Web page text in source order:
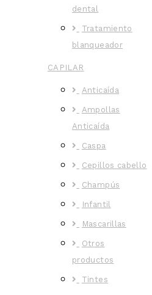
dental
Tratamiento
blanqueador
CAPILAR
Anticaída
Ampollas
Anticaída
Caspa
Cepillos cabello
Champús
Infantil
Mascarillas
Otros
productos
Tintes